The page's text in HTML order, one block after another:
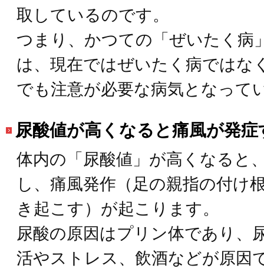
取しているのです。
つまり、かつての「ぜいたく病
は、現在ではぜいたく病ではな
でも注意が必要な病気となって
尿酸値が高くなると痛風が発症
体内の「尿酸値」が高くなると
し、痛風発作（足の親指の付け
き起こす）が起こります。
尿酸の原因はプリン体であり、
活やストレス、飲酒などが原因